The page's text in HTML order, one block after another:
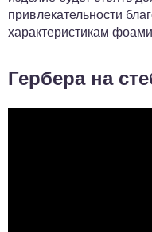
привлекательности
характеристикам
Гербера на